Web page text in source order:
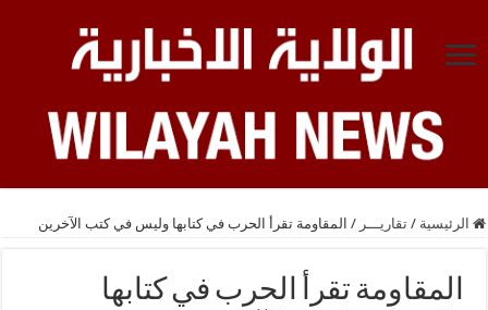
الرئيسية / تقاريـــر / المقاومة تقرأ الحرب في كتابها وليس في كتب الآخرين
المقاومة تقرأ الحرب في كتابها